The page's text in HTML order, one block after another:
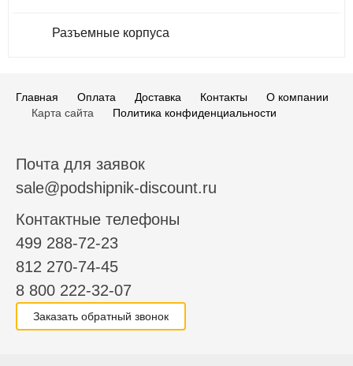
Разъемные корпуса
Главная Оплата Доставка Контакты
О компании
Карта сайта
Политика конфиденциальности
Почта для заявок
sale@podshipnik-discount.ru
Контактные телефоны
499 288-72-23
812 270-74-45
8 800 222-32-07
Заказать обратный звонок